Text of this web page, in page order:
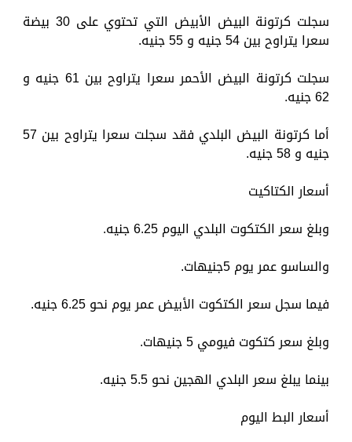
سجلت كرتونة البيض الأبيض التي تحتوي على 30 بيضة
سعرا يتراوح بين 54 جنيه و 55 جنيه.
سجلت كرتونة البيض الأحمر سعرا يتراوح بين 61 جنيه و
62 جنيه.
أما كرتونة البيض البلدي فقد سجلت سعرا يتراوح بين 57
جنيه و 58 جنيه.
أسعار الكتاكيت
وبلغ سعر الكتكوت البلدي اليوم 6.25 جنيه.
والساسو عمر يوم 5جنيهات.
فيما سجل سعر الكتكوت الأبيض عمر يوم نحو 6.25 جنيه.
وبلغ سعر كتكوت فيومي 5 جنيهات.
بينما يبلغ سعر البلدي الهجين نحو 5.5 جنيه.
أسعار البط اليوم